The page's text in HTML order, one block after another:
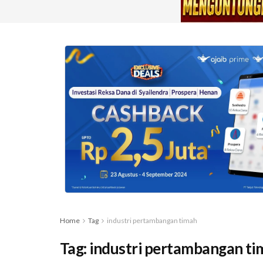
Home Tag industri pertambangan timah
Tag: industri pertambangan